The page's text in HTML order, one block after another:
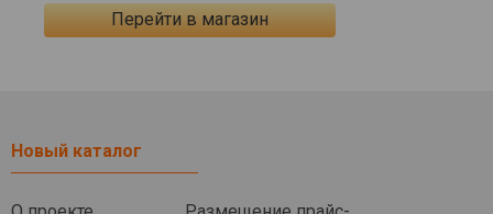
Перейти в магазин
Новый каталог